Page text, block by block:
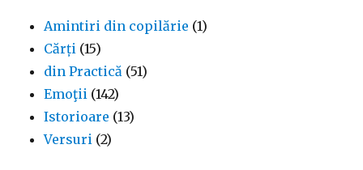
Amintiri din copilărie (1)
Cărți (15)
din Practică (51)
Emoţii (142)
Istorioare (13)
Versuri (2)